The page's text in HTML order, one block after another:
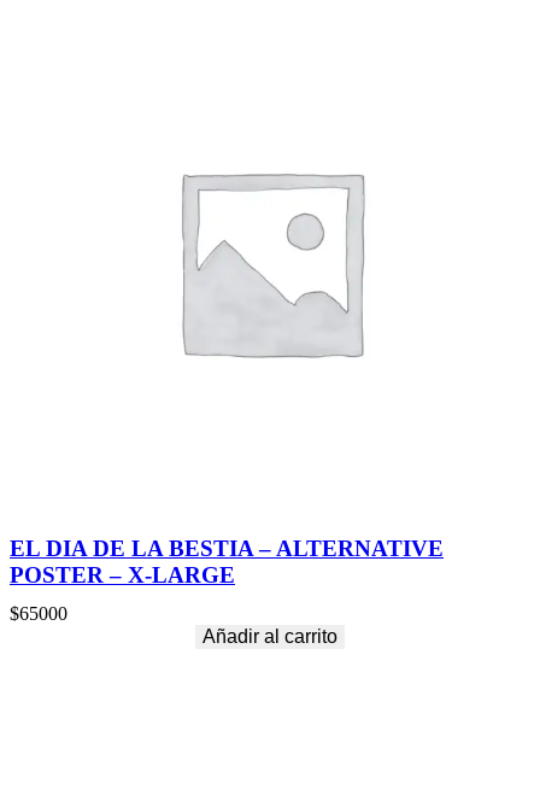
EL DIA DE LA BESTIA – ALTERNATIVE
POSTER – X-LARGE
$65000
Añadir al carrito